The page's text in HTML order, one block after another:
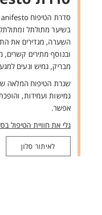
בשיער מתולתל ומתולתל
השערה, מגדירים את
ובנוסף מתירים קשרים,
מבריק, גמיש ונעים
גמישות ועמידות,
אפשר.
גלי את חוויית הטיפול
לאיתור סלון